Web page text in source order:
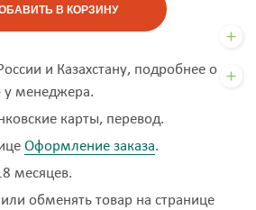
В КОРЗИНУ
и Казахстану, подробнее о
у менеджера.
карты, перевод.
Оформление заказа.
месяцев.
обменять товар на странице